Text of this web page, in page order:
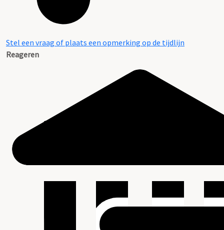
Stel een vraag of plaats een opmerking op de tijdlijn
Reageren